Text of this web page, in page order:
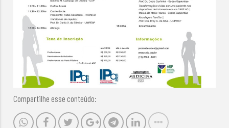
Compartilhe esse conteúdo: